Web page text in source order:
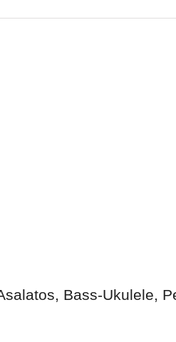
Bass-Ukulele,